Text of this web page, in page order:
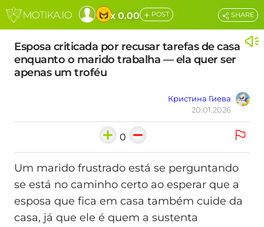
x 0.00 + POST
Esposa criticada por recusar tarefas de casa
enquanto o marido trabalha — ela quer ser
apenas um troféu
Кристина Гиева
20.01.2026
SHARE
0
Um marido frustrado está se perguntando
se está no caminho certo ao esperar que a
esposa que fica em casa também cuide da
casa, já que ele é quem a sustenta